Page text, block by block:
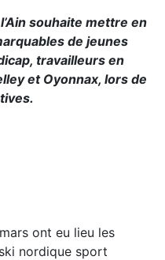
souhaite mettre en
de jeunes
travailleurs en
et Oyonnax, lors de
ont eu lieu les
nordique sport